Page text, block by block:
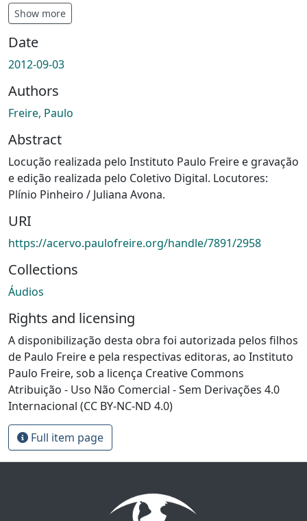
Show more
Date
2012-09-03
Authors
Freire, Paulo
Abstract
Locução realizada pelo Instituto Paulo Freire e gravação
e edição realizada pelo Coletivo Digital. Locutores:
Plínio Pinheiro / Juliana Avona.
URI
https://acervo.paulofreire.org/handle/7891/2958
Collections
Áudios
Rights and licensing
A disponibilização desta obra foi autorizada pelos filhos
de Paulo Freire e pela respectivas editoras, ao Instituto
Paulo Freire, sob a licença Creative Commons
Atribuição - Uso Não Comercial - Sem Derivações 4.0
Internacional (CC BY-NC-ND 4.0)
Full item page